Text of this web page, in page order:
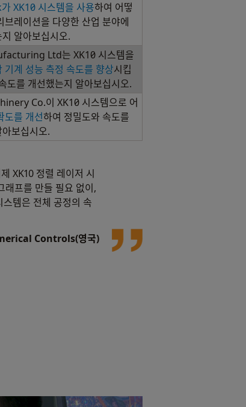
XK10 시스템을 사용하여 어떻
브레이션을 다양한 산업 분야에
알아보십시오.
Ltd는 XK10 시스템을
기계 성능 측정 속도를 향상시킵
도를 개선했는지 알아보십시오.
Co.이 XK10 시스템으로 어
도를 개선하여 정밀도와 속도를
보십시오.
XK10 정렬 레이저 시
래프를 만들 필요 없이,
템은 전체 공정의 속
Controls(영국)